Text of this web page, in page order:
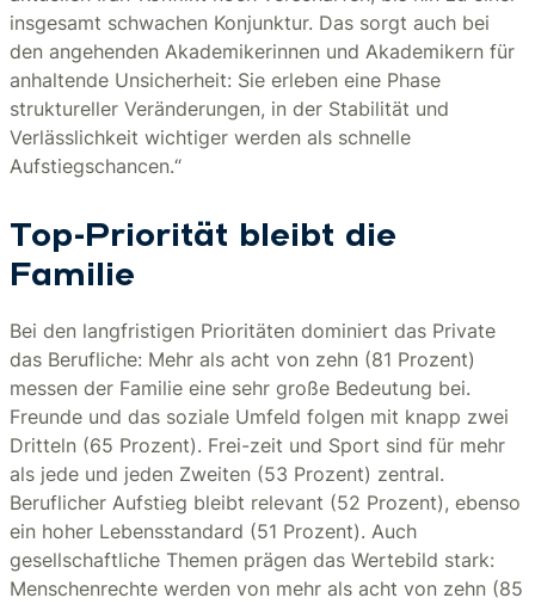
insgesamt schwachen Konjunktur. Das sorgt auch bei
den angehenden Akademikerinnen und Akademikern für
anhaltende Unsicherheit: Sie erleben eine Phase
struktureller Veränderungen, in der Stabilität und
Verlässlichkeit wichtiger werden als schnelle
Aufstiegschancen.“
Top-Priorität bleibt die
Familie
Bei den langfristigen Prioritäten dominiert das Private
das Berufliche: Mehr als acht von zehn (81 Prozent)
messen der Familie eine sehr große Bedeutung bei.
Freunde und das soziale Umfeld folgen mit knapp zwei
Dritteln (65 Prozent). Frei-zeit und Sport sind für mehr
als jede und jeden Zweiten (53 Prozent) zentral.
Beruflicher Aufstieg bleibt relevant (52 Prozent), ebenso
ein hoher Lebensstandard (51 Prozent). Auch
gesellschaftliche Themen prägen das Wertebild stark:
Menschenrechte werden von mehr als acht von zehn (85